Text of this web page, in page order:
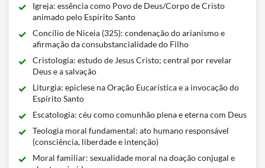
Igreja: essência como Povo de Deus/Corpo de Cristo
animado pelo Espírito Santo
Concílio de Niceia (325): condenação do arianismo e
afirmação da consubstancialidade do Filho
Cristologia: estudo de Jesus Cristo; central por revelar
Deus e a salvação
Liturgia: epiclese na Oração Eucarística e a invocação do
Espírito Santo
Escatologia: céu como comunhão plena e eterna com Deus
Teologia moral fundamental: ato humano responsável
(consciência, liberdade e intenção)
Moral familiar: sexualidade moral na doação conjugal e